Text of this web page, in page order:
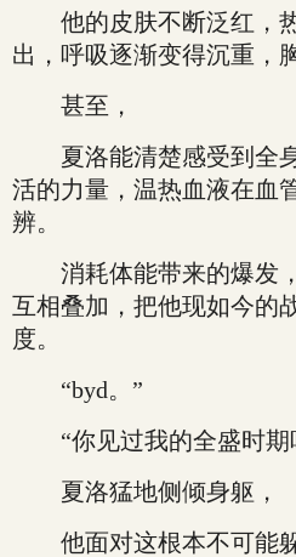
他的皮肤不断泛红，
出，呼吸逐渐变得沉重，
甚至，
夏洛能清楚感受到全身
活的力量，温热血液在血
辨。
消耗体能带来的爆发
互相叠加，把他现如今的
度。
“byd。”
“你见过我的全盛时期
夏洛猛地侧倾身躯，
他面对这根本不可能